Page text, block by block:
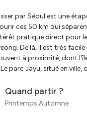
par Séoul est une
ces 50 km qui
pratique direct pour
De là, il est très
à proximité, dont
parc Jayu, situé en
Quand partir ?
Printemps,Automne